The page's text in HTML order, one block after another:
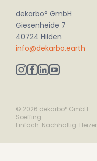
dekarbo° GmbH
Giesenheide 7
40724 Hilden
info@dekarbo.earth
© 2026 dekarbo° GmbH —
Soeffing.
Einfach. Nachhaltig.